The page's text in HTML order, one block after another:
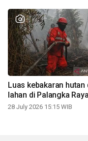
Luas kebakaran hutan
lahan di Palangka Raya
28 July 2026 15:15 WIB